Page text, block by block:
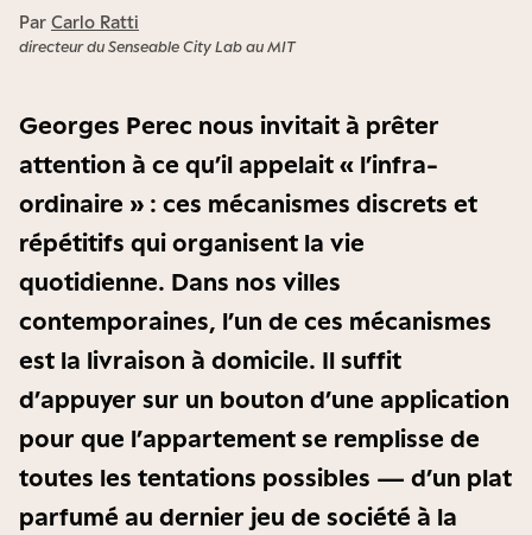
Par Carlo Ratti
directeur du Senseable City Lab au MIT
Georges Perec nous invitait à prêter
attention à ce qu’il appelait « l’infra-
ordinaire » : ces mécanismes discrets et
répétitifs qui organisent la vie
quotidienne. Dans nos villes
contemporaines, l’un de ces mécanismes
est la livraison à domicile. Il suffit
d’appuyer sur un bouton d’une application
pour que l’appartement se remplisse de
toutes les tentations possibles — d’un plat
parfumé au dernier jeu de société à la